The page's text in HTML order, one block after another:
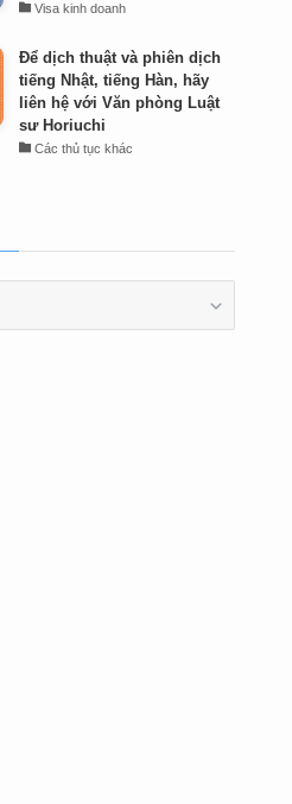
Visa kinh doanh
Để dịch thuật và phiên dịch
tiếng Nhật, tiếng Hàn, hãy
liên hệ với Văn phòng Luật
sư Horiuchi
Các thủ tục khác